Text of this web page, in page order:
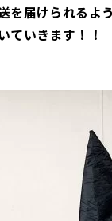
を届けられるよう
ていきます！！